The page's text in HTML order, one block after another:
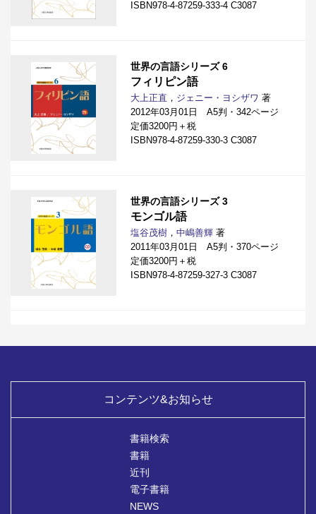
ISBN978-4-87259-333-4 C3087
世界の言語シリーズ 6
フィリピン語
大上正直 ， ジェニー・ヨシザワ 著
2012年03月01日 A5判・342ページ
定価3200円＋税
ISBN978-4-87259-330-3 C3087
世界の言語シリーズ 3
モンゴル語
塩谷茂樹 ， 中嶋善輝 著
2011年03月01日 A5判・370ページ
定価3200円＋税
ISBN978-4-87259-327-3 C3087
コンテンツ&お知らせ
書籍検索
書籍
近刊
電子書籍
NEWS